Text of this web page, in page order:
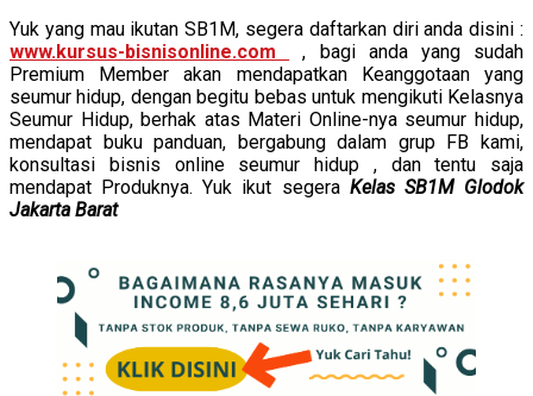
Yuk yang mau ikutan SB1M, segera daftarkan diri anda disini :
www.kursus-bisnisonline.com
, bagi anda yang sudah
Premium Member akan mendapatkan Keanggotaan yang
seumur hidup, dengan begitu bebas untuk mengikuti Kelasnya
Seumur Hidup, berhak atas Materi Online-nya seumur hidup,
mendapat buku panduan, bergabung dalam grup FB kami,
konsultasi bisnis online seumur hidup , dan tentu saja
mendapat Produknya. Yuk ikut segera Kelas SB1M Glodok
Jakarta Barat